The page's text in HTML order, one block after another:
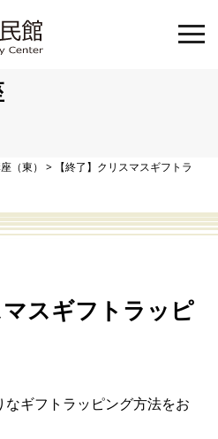
（東） > 【終了】クリスマスギフトラ
マスギフトラッピ
なギフトラッピング方法をお